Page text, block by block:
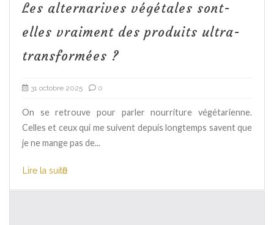
Les alternarives végétales sont-
elles vraiment des produits ultra-
transformées ?
31 octobre 2025 0
On se retrouve pour parler nourriture végétarienne.
Celles et ceux qui me suivent depuis longtemps savent que
je ne mange pas de...
Lire la suite